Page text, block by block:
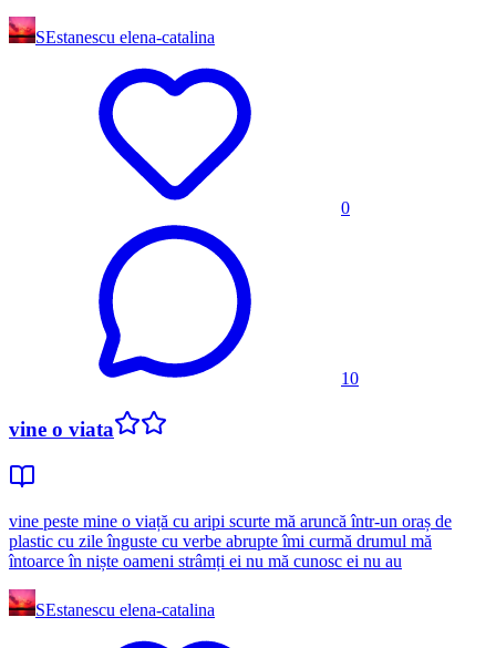
SEstanescu elena-catalina
0
10
vine o viata
vine peste mine o viață cu aripi scurte mă aruncă într-un oraș de
plastic cu zile înguste cu verbe abrupte îmi curmă drumul mă
întoarce în niște oameni strâmți ei nu mă cunosc ei nu au
SEstanescu elena-catalina